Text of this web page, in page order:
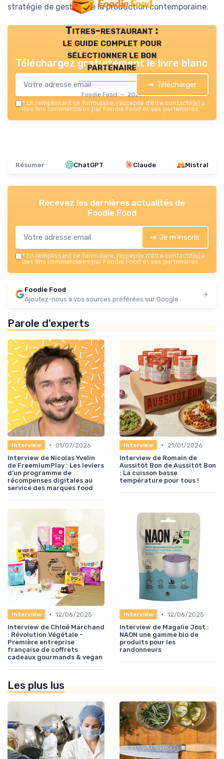
stratégie de gestion de la production contemporaine.
Titres-restaurant :
le guide complet pour
sélectionner le bon
partenaire
Foodie Food — 2026
Téléchargez gratuitement le livre blanc
➔ Télécharger
* En remplissant ce formulaire, j’accepte d’être contacté(e) à
des fins commerciales par Foodie Food et ses partenaires.
Résumer ChatGPT Claude Mistral
Recevez les dernières actualités de
Foodie Food
➔ Je m'inscris
* En remplissant ce formulaire, j’accepte d’être contacté(e) à
des fins commerciales par Foodie Food et ses partenaires.
Foodie Food
Ajoutez-nous à vos sources préférées sur Google
Parole d'experts
Interview • 01/07/2026
Interview de Nicolas Yvelin
de FreemiumPlay : Les leviers
d’un programme de
récompenses digitales au
service des marques food
Interview •
21/01/2026
Interview de Romain de
Aussitôt Bon de Aussitôt Bon
: La cuisson basse
température pour tous !
Interview • 12/06/2025
Interview de Chloé Marchand
: Révolution Végétale -
Première entreprise
française de coffrets
cadeaux gourmands & vegan
Interview • 12/06/2025
Interview de Magalie Jost :
NAON une gamme bio de
produits pour les
randonneurs
Les plus lus